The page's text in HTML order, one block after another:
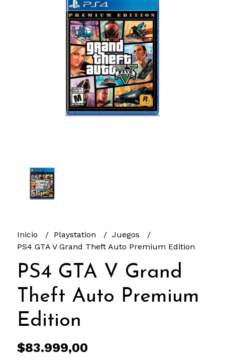
Inicio Playstation
Juegos
PS4 GTA V Grand Theft Auto Premium Edition
PS4 GTA V Grand
Theft Auto Premium
Edition
$83.999,00